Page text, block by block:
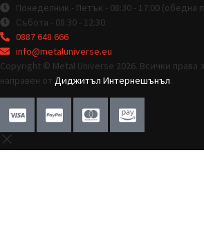
Понеделник - Петък - 08:30 - 17:00 (обедна
Събота - 08:30 - 12:30
0887 648 666
info@metaluniverse.eu
Copyright © Metal Universe 2026. Всички права
направен от Диджитъл Интернешънъл.